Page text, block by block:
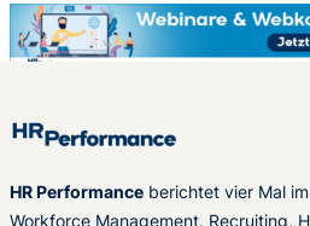
HR Performance berichtet vier Mal
Workforce Management, Recruiting,